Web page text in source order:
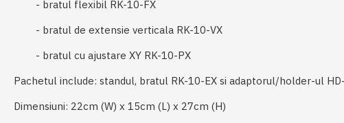
- bratul flexibil RK-10-FX
- bratul de extensie verticala RK-10-VX
- bratul cu ajustare XY RK-10-PX
Pachetul include: standul, bratul RK-10-EX si adaptorul/holder-ul
Dimensiuni: 22cm (W) x 15cm (L) x 27cm (H)